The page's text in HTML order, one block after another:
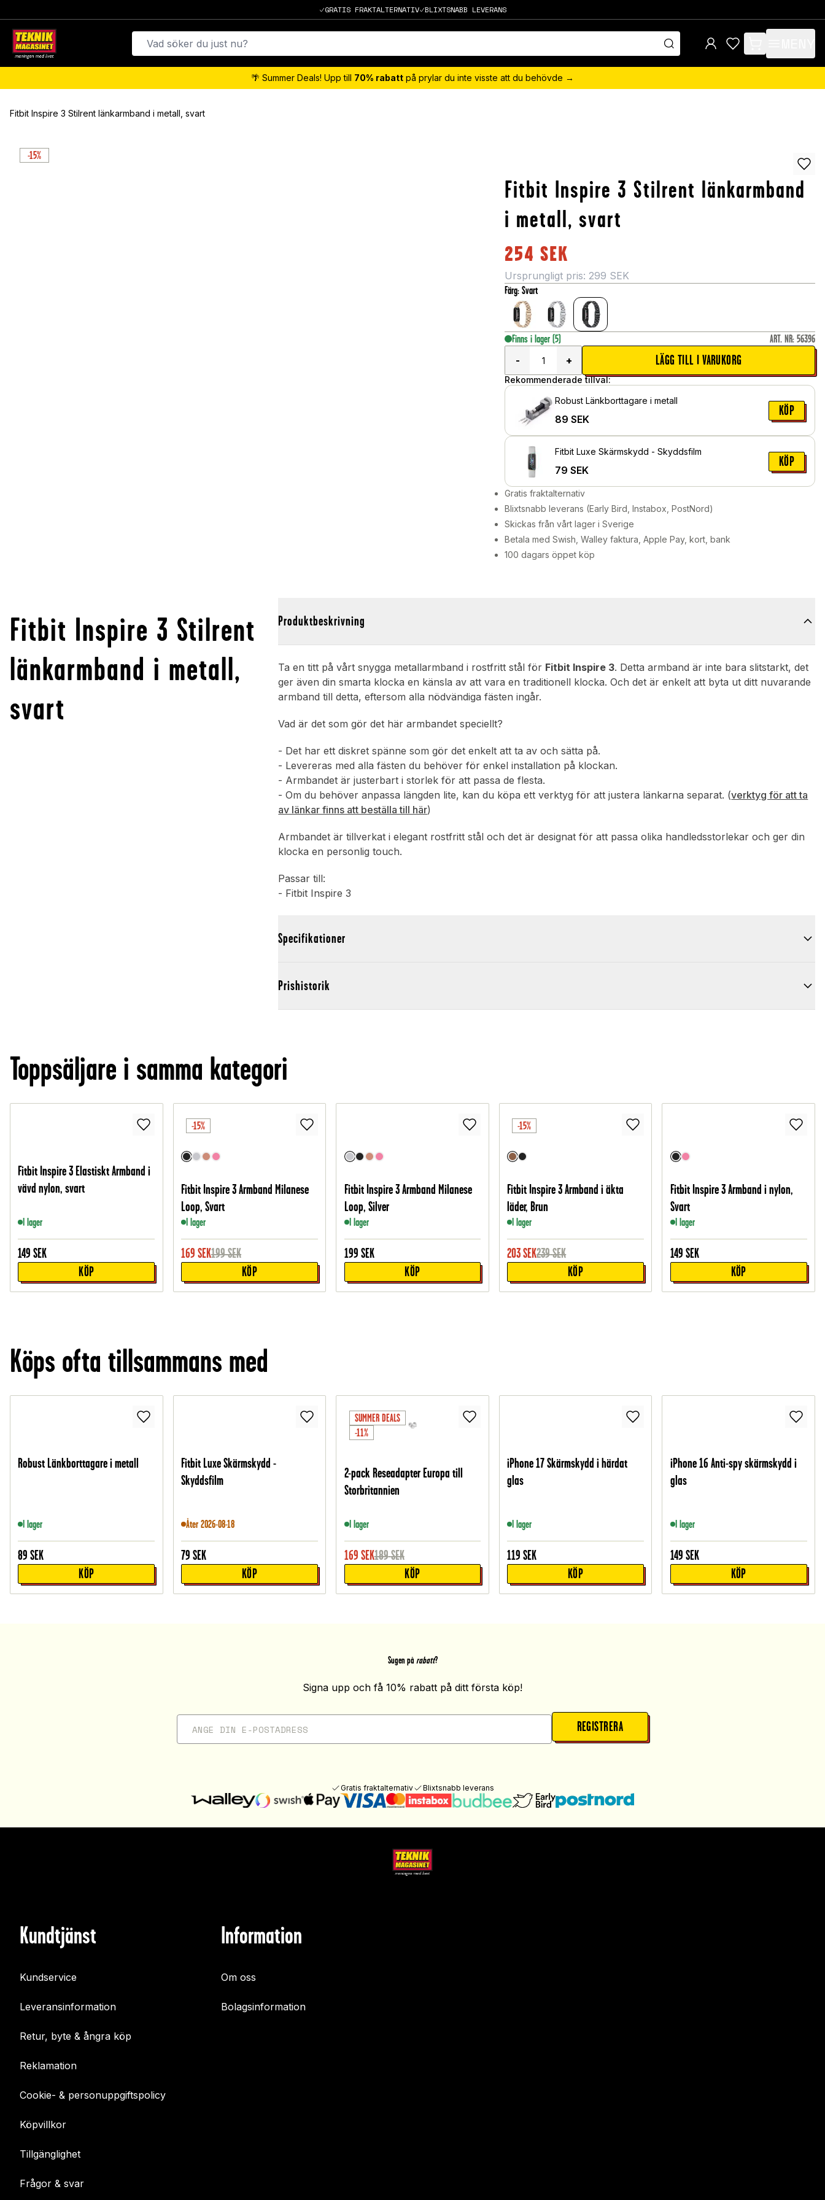
GRATIS FRAKTALTERNATIV BLIXTSNABB LEVERANS
items in cart, view
🌴 Summer Deals! Upp till 70% rabatt på prylar du inte visste att du behövde →
Fitbit Inspire 3 Stilrent länkarmband i metall, svart
-15%
Fitbit Inspire 3 Stilrent länkarmband
i metall, svart
254 SEK
Ursprungligt pris: 299 SEK
Färg:Svart
Finns i lager (5) ART. NR: 56396
-
+ LÄGG TILL I VARUKORG
Rekommenderade tillval:
Robust Länkborttagare i metall
89 SEK
KÖP
Fitbit Luxe Skärmskydd - Skyddsfilm
79 SEK
KÖP
Gratis fraktalternativ
Blixtsnabb leverans (Early Bird, Instabox, PostNord)
Skickas från vårt lager i Sverige
Betala med Swish, Walley faktura, Apple Pay, kort, bank
100 dagars öppet köp
Fitbit Inspire 3 Stilrent
länkarmband i metall,
svart
Produktbeskrivning
Ta en titt på vårt snygga metallarmband i rostfritt stål för Fitbit Inspire 3. Detta armband är inte bara slitstarkt, det
ger även din smarta klocka en känsla av att vara en traditionell klocka. Och det är enkelt att byta ut ditt nuvarande
armband till detta, eftersom alla nödvändiga fästen ingår.
Vad är det som gör det här armbandet speciellt?
- Det har ett diskret spänne som gör det enkelt att ta av och sätta på.
- Levereras med alla fästen du behöver för enkel installation på klockan.
- Armbandet är justerbart i storlek för att passa de flesta.
- Om du behöver anpassa längden lite, kan du köpa ett verktyg för att justera länkarna separat. (verktyg för att ta
av länkar finns att beställa till här)
Armbandet är tillverkat i elegant rostfritt stål och det är designat för att passa olika handledsstorlekar och ger din
klocka en personlig touch.
Passar till:
- Fitbit Inspire 3
Specifikationer
Prishistorik
Toppsäljare i samma kategori
Fitbit Inspire 3 Elastiskt Armband i
vävd nylon, svart
I lager
149 SEK
KÖP
-15%
Fitbit Inspire 3 Armband Milanese
Loop, Svart
I lager
169 SEK199SEK
KÖP
Fitbit Inspire 3 Armband Milanese
Loop, Silver
I lager
199 SEK
KÖP
-15%
Fitbit Inspire 3 Armband i äkta
läder, Brun
I lager
203SEK239SEK
KÖP
Fitbit Inspire 3 Armband i nylon,
Svart
I lager
149 SEK
KÖP
Köps ofta tillsammans med
Robust Länkborttagare i metall
I lager
89 SEK
KÖP
Fitbit Luxe Skärmskydd -
Skyddsfilm
Åter 2026-08-18
79 SEK
KÖP
SUMMER DEALS
-11%
2-pack Reseadapter Europa till
Storbritannien
I lager
169 SEK189SEK
KÖP
iPhone 17 Skärmskydd i härdat
glas
I lager
119 SEK
KÖP
iPhone 16 Anti-spy skärmskydd i
glas
I lager
149 SEK
KÖP
Sugen på rabatt?
Signa upp och få 10% rabatt på ditt första köp!
REGISTRERA
Gratis fraktalternativ Blixtsnabb leverans
Kundtjänst
Kundservice
Leveransinformation
Retur, byte & ångra köp
Reklamation
Cookie- & personuppgiftspolicy
Köpvillkor
Tillgänglighet
Frågor & svar
Information
Om oss
Bolagsinformation